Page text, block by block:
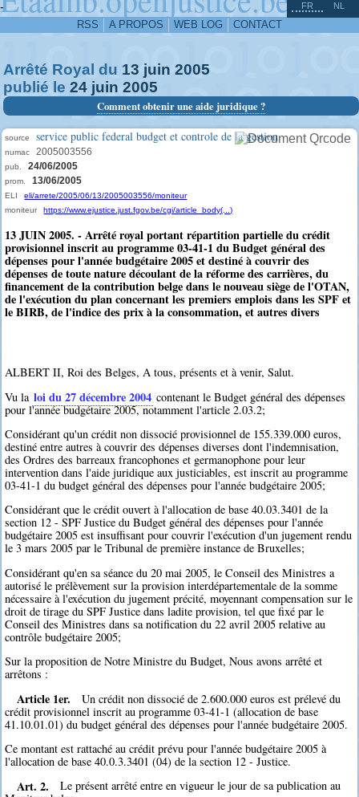
-
RSS A PROPOS WEB LOG CONTACT
FR NL
Arrêté Royal du 13 juin 2005
publié le 24 juin 2005
Comment obtenir une aide juridique ?
source service public federal budget et controle de la gestion
numac 2005003556
pub. 24/06/2005
prom. 13/06/2005
ELI
eli/arrete/2005/06/13/2005003556/moniteur
moniteur
https://www.ejustice.just.fgov.be/cgi/article_body(...)
13 JUIN 2005. - Arrêté royal portant répartition partielle du crédit
provisionnel inscrit au programme 03-41-1 du Budget général des
dépenses pour l'année budgétaire 2005 et destiné à couvrir des
dépenses de toute nature découlant de la réforme des carrières, du
financement de la contribution belge dans le nouveau siège de l'OTAN,
de l'exécution du plan concernant les premiers emplois dans les SPF et
le BIRB, de l'indice des prix à la consommation, et autres divers
ALBERT II, Roi des Belges, A tous, présents et à venir, Salut.
Vu la loi du 27 décembre 2004 contenant le Budget général des dépenses
pour l'année budgétaire 2005, notamment l'article 2.03.2;
Considérant qu'un crédit non dissocié provisionnel de 155.339.000 euros,
destiné entre autres à couvrir des dépenses diverses dont l'indemnisation,
des Ordres des barreaux francophones et germanophone pour leur
intervention dans l'aide juridique aux justiciables, est inscrit au programme
03-41-1 du budget général des dépenses pour l'année budgétaire 2005;
Considérant que le crédit ouvert à l'allocation de base 40.03.3401 de la
section 12 - SPF Justice du Budget général des dépenses pour l'année
budgétaire 2005 est insuffisant pour couvrir l'exécution d'un jugement rendu
le 3 mars 2005 par le Tribunal de première instance de Bruxelles;
Considérant qu'en sa séance du 20 mai 2005, le Conseil des Ministres a
autorisé le prélèvement sur la provision interdépartementale de la somme
nécessaire à l'exécution du jugement précité, moyennant compensation sur le
droit de tirage du SPF Justice dans ladite provision, tel que fixé par le
Conseil des Ministres dans sa notification du 22 avril 2005 relative au
contrôle budgétaire 2005;
Sur la proposition de Notre Ministre du Budget, Nous avons arrêté et
arrêtons :
Article 1er.
Un crédit non dissocié de 2.600.000 euros est prélevé du
crédit provisionnel inscrit au programme 03-41-1 (allocation de base
41.10.01.01) du budget général des dépenses pour l'année budgétaire 2005.
Ce montant est rattaché au crédit prévu pour l'année budgétaire 2005 à
l'allocation de base 40.0.3.3401 (04) de la section 12 - Justice.
Art. 2.
Le présent arrêté entre en vigueur le jour de sa publication au
^